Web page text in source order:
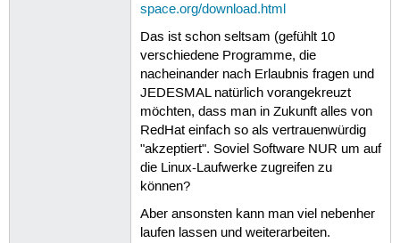
space.org/download.html
Das ist schon seltsam (gefühlt 10
verschiedene Programme, die
nacheinander nach Erlaubnis fragen und
JEDESMAL natürlich vorangekreuzt
möchten, dass man in Zukunft alles von
RedHat einfach so als vertrauenwürdig
"akzeptiert". Soviel Software NUR um auf
die Linux-Laufwerke zugreifen zu
können?
Aber ansonsten kann man viel nebenher
laufen lassen und weiterarbeiten.